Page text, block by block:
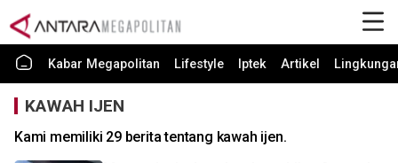
Kabar Megapolitan Lifestyle Iptek Artikel
KAWAH IJEN
Kami memiliki 29 berita tentang kawah ijen.